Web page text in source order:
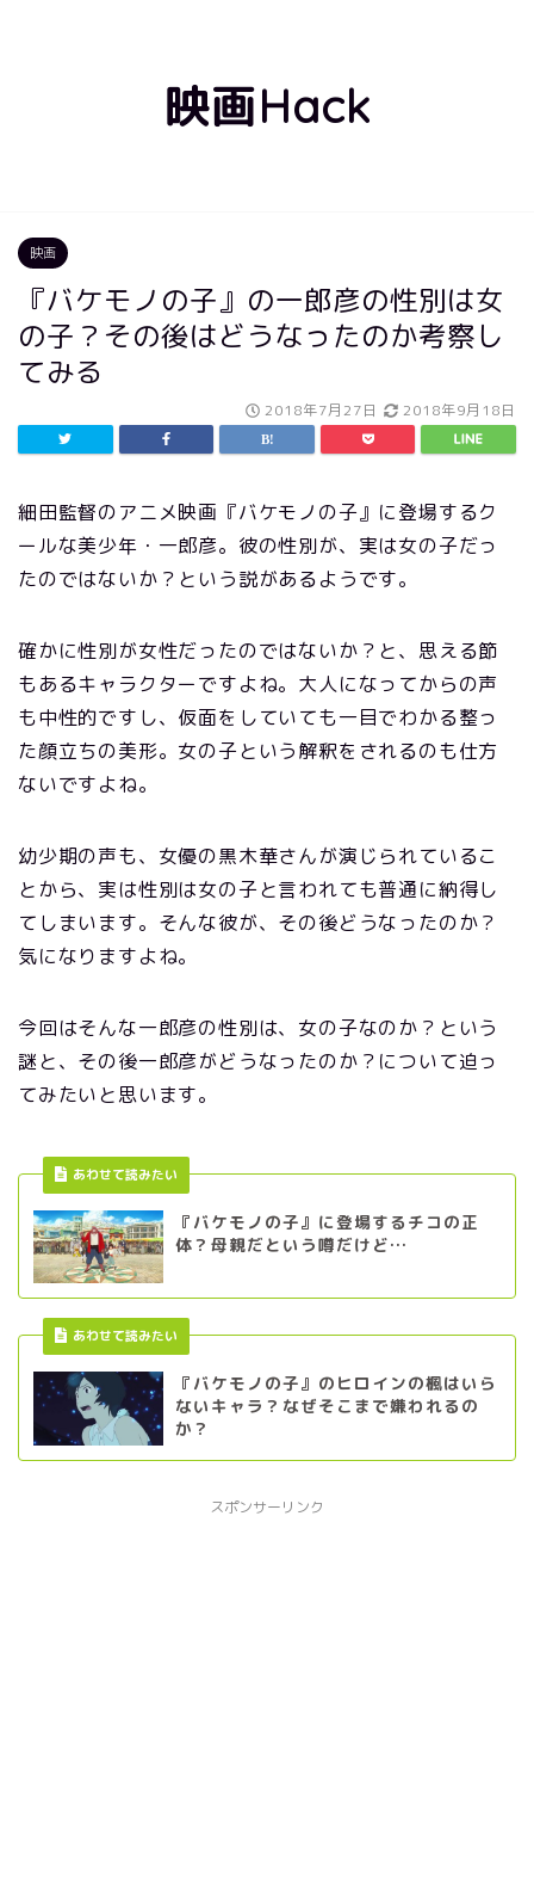
映画Hack
映画
『バケモノの子』の一郎彦の性別は女
の子？その後はどうなったのか考察し
てみる
2018年7月27日 2018年9月18日
細田監督のアニメ映画『バケモノの子』に登場するク
ールな美少年・一郎彦。彼の性別が、実は女の子だっ
たのではないか？という説があるようです。
確かに性別が女性だったのではないか？と、思える節
もあるキャラクターですよね。大人になってからの声
も中性的ですし、仮面をしていても一目でわかる整っ
た顔立ちの美形。女の子という解釈をされるのも仕方
ないですよね。
幼少期の声も、女優の黒木華さんが演じられているこ
とから、実は性別は女の子と言われても普通に納得し
てしまいます。そんな彼が、その後どうなったのか？
気になりますよね。
今回はそんな一郎彦の性別は、女の子なのか？という
謎と、その後一郎彦がどうなったのか？について迫っ
てみたいと思います。
あわせて読みたい
『バケモノの子』に登場するチコの正
体？母親だという噂だけど…
あわせて読みたい
『バケモノの子』のヒロインの楓はいら
ないキャラ？なぜそこまで嫌われるの
か？
スポンサーリンク